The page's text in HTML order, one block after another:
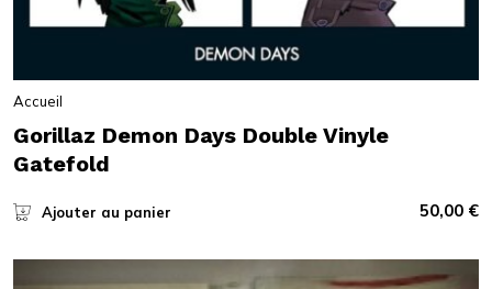
Accueil
Gorillaz Demon Days Double Vinyle
Gatefold
Ajouter au panier 50,00 €